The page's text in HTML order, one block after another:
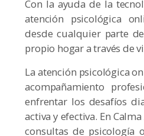
Con la ayuda de la
atención psicológica
desde cualquier parte
propio hogar a través de
La atención psicológica
acompañamiento
enfrentar los desafíos
activa y efectiva. En
consultas de psicología